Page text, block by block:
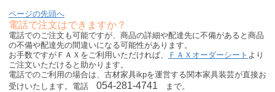
ページの先頭へ
電話で注文はできますか？
電話でのご注文も可能ですが、商品の詳細や配達先に不備があると商品
の不備や配達先の間違いになる可能性があります。
お手数ですがＦＡＸをご利用いただければ、
ＦＡＸオーダーシート より
ご注文いただけると助かります。
電話でのご利用の場合は、古材家具ikpを運営する関本家具装芸が直接お
受けいたします。電話 054-281-4741 まで。